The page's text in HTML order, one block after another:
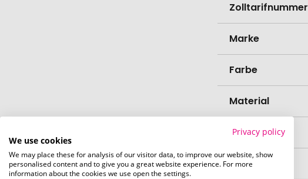
Zolltarifnummer
Marke
Farbe
Material
Länge
Breite
Privacy policy
We use cookies
We may place these for analysis of our visitor data, to improve our website, show
personalised content and to give you a great website experience. For more
information about the cookies we use open the settings.